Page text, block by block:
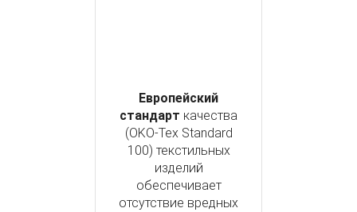
Европейский
стандарт качества
(OKO-Tex Standard
100) текстильных
изделий
обеспечивает
отсутствие вредных